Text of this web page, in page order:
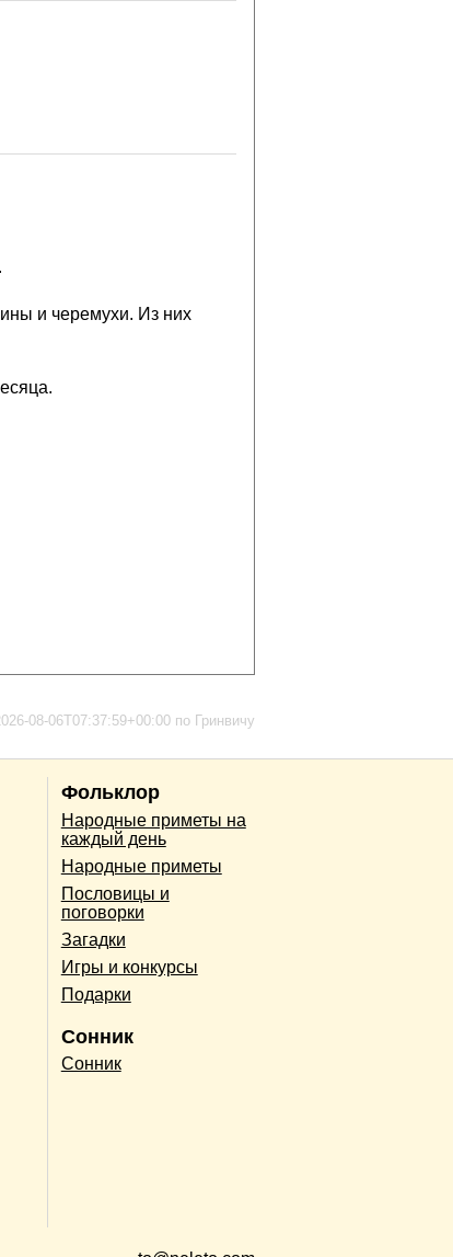
и черемухи. Из них
08-06T07:37:59+00:00 по Гринвичу
Фольклор
Народные приметы на
каждый день
Народные приметы
Пословицы и
поговорки
Загадки
Игры и конкурсы
Подарки
Сонник
Сонник